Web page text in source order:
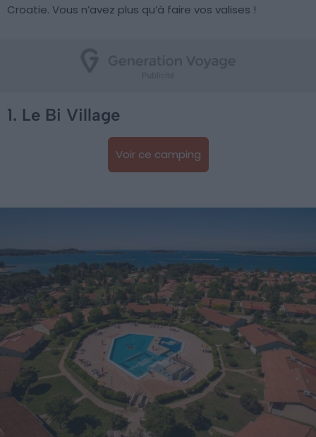
Croatie. Vous n’avez plus qu’à faire vos valises !
1. Le Bi Village
Voir ce camping